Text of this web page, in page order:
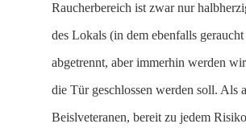
Raucherbereich ist zwar nur
des Lokals (in dem ebenfalls
abgetrennt, aber immerhin werden
die Tür geschlossen werden soll. Als
Beislveteranen, bereit zu jedem